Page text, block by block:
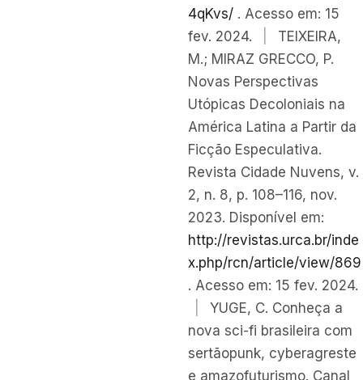
4qKvs/ . Acesso em: 15
fev. 2024.
TEIXEIRA,
M.; MIRAZ GRECCO, P.
Novas Perspectivas
Utópicas Decoloniais na
América Latina a Partir da
Ficção Especulativa.
Revista Cidade Nuvens, v.
2, n. 8, p. 108–116, nov.
2023. Disponível em:
http://revistas.urca.br/inde
x.php/rcn/article/view/869
. Acesso em: 15 fev. 2024.
YUGE, C. Conheça a
nova sci-fi brasileira com
sertãopunk, cyberagreste
e amazofuturismo. Canal